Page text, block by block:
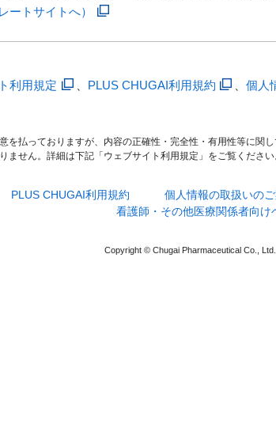
トサイトへ）
利用規定 PLUS CHUGAI利用規約 、個人
を払っておりますが、内容の正確性・完全性・有用性等に
せん。詳細は下記「ウェブサイト利用規定」をご覧ください
PLUS CHUGAI利用規約 個人情報の取扱いの
看護師・その他医療関係者向け
Copyright © Chugai Pharmaceutical Co.,